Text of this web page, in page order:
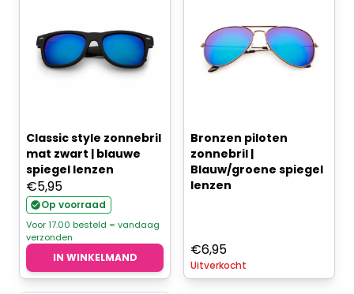
Classic style zonnebril
mat zwart | blauwe
spiegel lenzen
€5,95
Op voorraad
Voor 17.00 besteld = vandaag
verzonden
IN WINKELMAND
Bronzen piloten
zonnebril |
Blauw/groene spiegel
lenzen
€6,95
Uitverkocht